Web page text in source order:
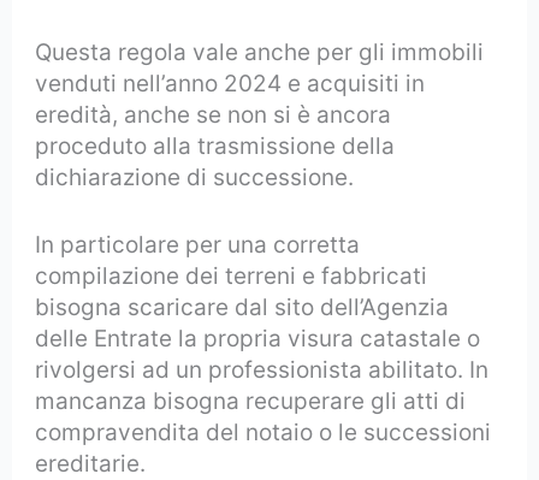
Questa regola vale anche per gli immobili
venduti nell’anno 2024 e acquisiti in
eredità, anche se non si è ancora
proceduto alla trasmissione della
dichiarazione di successione.
In particolare per una corretta
compilazione dei terreni e fabbricati
bisogna scaricare dal sito dell’Agenzia
delle Entrate la propria visura catastale o
rivolgersi ad un professionista abilitato. In
mancanza bisogna recuperare gli atti di
compravendita del notaio o le successioni
ereditarie.